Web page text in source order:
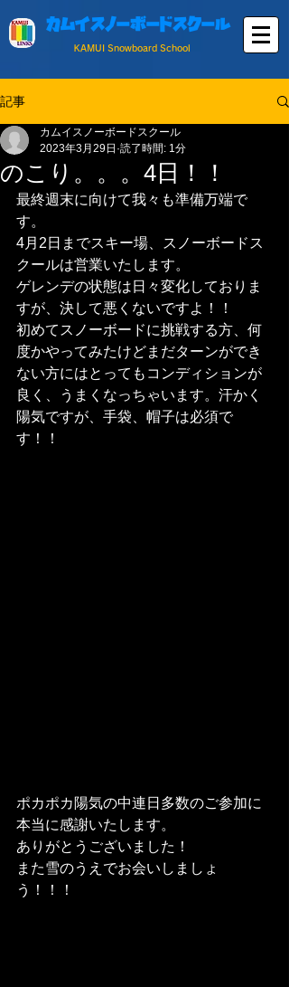
カムイスノーボードスクール
KAMUI Snowboard School
記事
のこり。。。4日！！
カムイスノーボードスクール
2023年3月29日 読了時間: 1分
最終週末に向けて我々も準備万端で
す。
4月2日までスキー場、スノーボードス
クールは営業いたします。
ゲレンデの状態は日々変化しておりま
すが、決して悪くないですよ！！
初めてスノーボードに挑戦する方、何
度かやってみたけどまだターンができ
ない方にはとってもコンディションが
良く、うまくなっちゃいます。汗かく
陽気ですが、手袋、帽子は必須で
す！！
ポカポカ陽気の中連日多数のご参加に
本当に感謝いたします。
ありがとうございました！
また雪のうえでお会いしましょ
う！！！